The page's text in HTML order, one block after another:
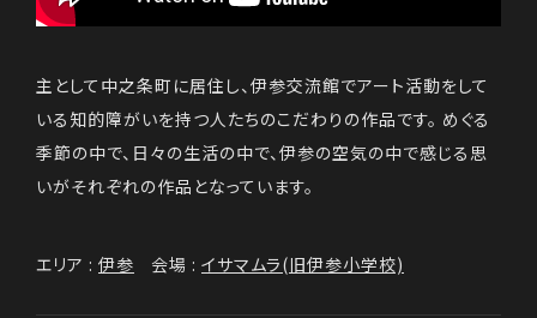
主として中之条町に居住し、伊参交流館でアート活動をして
いる知的障がいを持つ人たちのこだわりの作品です。 めぐる
季節の中で、日々の生活の中で、伊参の空気の中で感じる思
いがそれぞれの作品となっています。
エリア : 伊参 会場 : イサマムラ(旧伊参小学校)